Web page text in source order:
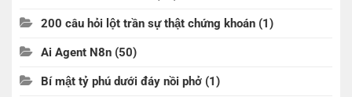
200 câu hỏi lột trần sự thật chứng khoán (1)
Ai Agent N8n (50)
Bí mật tỷ phú dưới đáy nồi phở (1)